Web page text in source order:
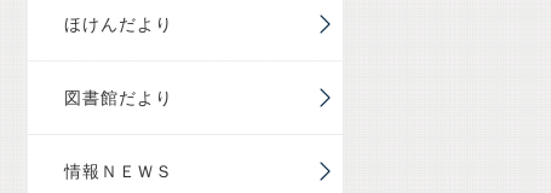
ほけんだより
図書館だより
情報ＮＥＷＳ